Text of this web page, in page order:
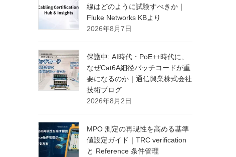
線はどのように試験すべきか｜
Fluke Networks KBより
2026年8月7日
保護中: AI時代・PoE++時代に、
なぜCat6A細径パッチコードが重
要になるのか｜通信興業株式会社
技術ブログ
2026年8月2日
MPO 測定の再現性を高める基準
値設定ガイド｜TRC verification
と Reference 条件管理